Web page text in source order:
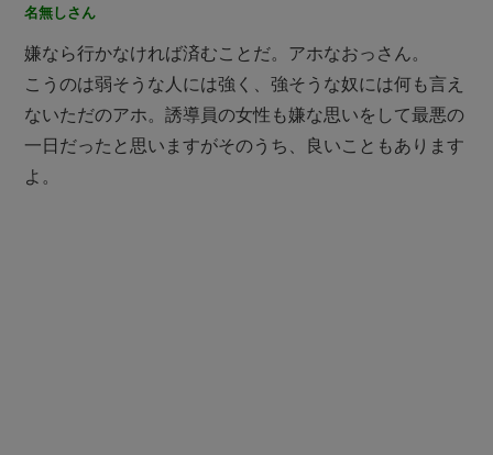
名無しさん
嫌なら行かなければ済むことだ。アホなおっさん。
こうのは弱そうな人には強く、強そうな奴には何も言え
ないただのアホ。誘導員の女性も嫌な思いをして最悪の
一日だったと思いますがそのうち、良いこともあります
よ。